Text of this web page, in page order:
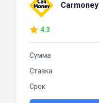
Carmoney
4.3
Сумма
Ставка
Срок